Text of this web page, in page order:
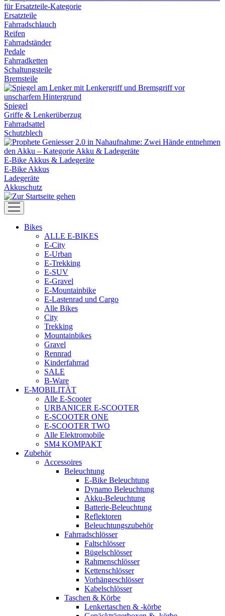
Ersatzteile
Fahrradschlauch
Reifen
Fahrradständer
Pedale
Fahrradketten
Schaltungsteile
Bremsteile
Spiegel
Griffe & Lenkerüberzug
Fahrradsattel
Schutzblech
E-Bike Akkus & Ladegeräte
E-Bike Akkus
Ladegeräte
Akkuschutz
Bikes
ALLE E-BIKES
E-City
E-Urban
E-Trekking
E-SUV
E-Gravel
E-Mountainbike
E-Lastenrad und Cargo
Alle Bikes
City
Trekking
Mountainbikes
Gravel
Rennrad
Kinderfahrrad
SALE
B-Ware
E-MOBILITÄT
Alle E-Scooter
URBANICER E-SCOOTER
E-SCOOTER ONE
E-SCOOTER TWO
Alle Elektromobile
SM4 KOMPAKT
Zubehör
Accessoires
Beleuchtung
E-Bike Beleuchtung
Dynamo Beleuchtung
Akku-Beleuchtung
Batterie-Beleuchtung
Reflektoren
Beleuchtungszubehör
Fahrradschlösser
Faltschlösser
Bügelschlösser
Rahmenschlösser
Kettenschlösser
Vorhängeschlösser
Kabelschlösser
Taschen & Körbe
Lenkertaschen & -körbe